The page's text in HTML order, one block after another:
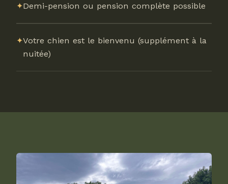
✦Demi-pension ou pension complète possible
✦Votre chien est le bienvenu (supplément à la
nuitée)